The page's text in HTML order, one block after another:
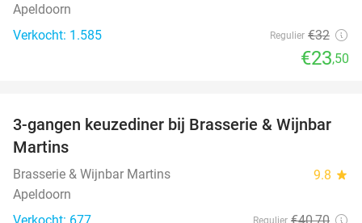
Apeldoorn
Verkocht: 1.585
Regulier €32
€23,50
35%
3-gangen keuzediner bij Brasserie & Wijnbar
Martins
Brasserie & Wijnbar Martins 9.8 star
Apeldoorn
Regulier